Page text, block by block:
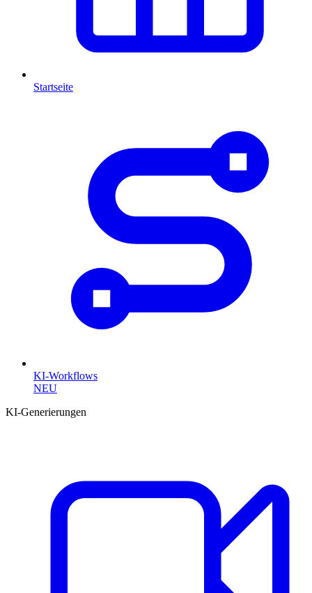
Startseite
KI-Workflows
NEU
KI-Generierungen